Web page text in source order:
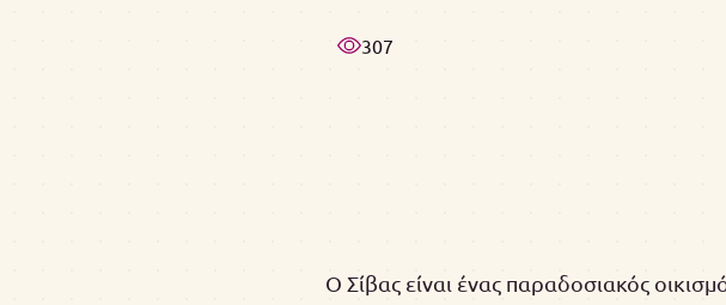
307
Ο Σίβας είναι ένας παραδοσιακός